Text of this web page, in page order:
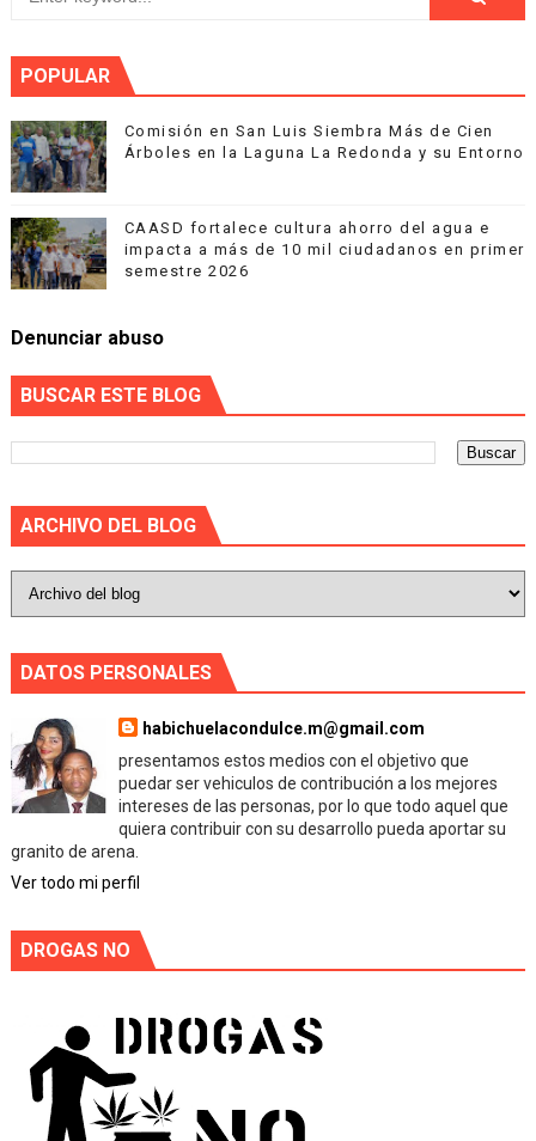
POPULAR
Comisión en San Luis Siembra Más de Cien
Árboles en la Laguna La Redonda y su Entorno
CAASD fortalece cultura ahorro del agua e
impacta a más de 10 mil ciudadanos en primer
semestre 2026
Denunciar abuso
BUSCAR ESTE BLOG
ARCHIVO DEL BLOG
DATOS PERSONALES
habichuelacondulce.m@gmail.com
presentamos estos medios con el objetivo que
puedar ser vehiculos de contribución a los mejores
intereses de las personas, por lo que todo aquel que
quiera contribuir con su desarrollo pueda aportar su
granito de arena.
Ver todo mi perfil
DROGAS NO